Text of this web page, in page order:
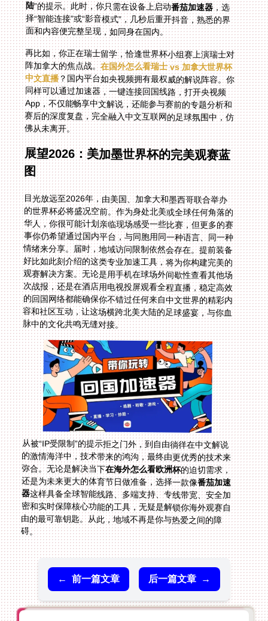
陆”的提示。此时，你只需在设备上启动番茄加速器，选
择“智能连接”或“影音模式”，几秒后重开抖音，熟悉的界
面和内容便完整呈现，如同身在国内。
再比如，你正在瑞士留学，恰逢世界杯小组赛上演瑞士对
阵加拿大的焦点战。在国外怎么看瑞士 vs 加拿大世界杯
中文直播？国内平台如央视频拥有最权威的解说阵容。你
同样可以通过加速器，一键连接回国线路，打开央视频
App，不仅能畅享中文解说，还能参与赛前的专题分析和
赛后的深度复盘，完全融入中文互联网的足球氛围中，仿
佛从未离开。
展望2026：美加墨世界杯的完美观赛蓝
图
目光放远至2026年，由美国、加拿大和墨西哥联合举办
的世界杯必将盛况空前。作为身处北美或全球任何角落的
华人，你很可能计划亲临现场感受一些比赛，但更多的赛
事你仍希望通过国内平台，与同胞用同一种语言、同一种
情绪来分享。届时，地域访问限制依然会存在。提前装备
好比如此刻介绍的这类专业加速工具，将为你构建完美的
观赛解决方案。无论是用手机在球场外间歇性查看其他场
次战报，还是在酒店用电视投屏观看全程直播，稳定高效
的回国网络都能确保你不错过任何来自中文世界的精彩内
容和社区互动，让这场横跨北美大陆的足球盛宴，与你血
脉中的文化共鸣无缝对接。
从被“IP受限制”的提示拒之门外，到自由徜徉在中文解说
的激情海洋中，技术带来的鸿沟，最终由更优秀的技术来
弥合。无论是解决当下在海外怎么看欧洲杯的迫切需求，
还是为未来更大的体育节日做准备，选择一款像番茄加速
器这样具备全球智能线路、多端支持、专线带宽、安全加
密和实时保障核心功能的工具，无疑是解锁你海外观赛自
由的最可靠钥匙。从此，地域不再是你与热爱之间的障
碍。
← 前一篇文章 后一篇文章 →